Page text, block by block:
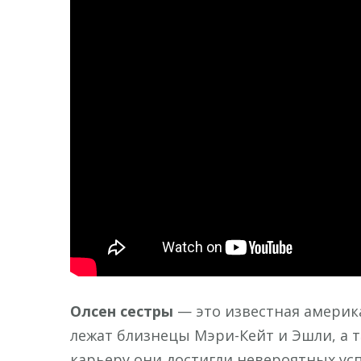
Олсен сестры — это известная
лежат близнецы Мэри-Кейт и Эшли, а